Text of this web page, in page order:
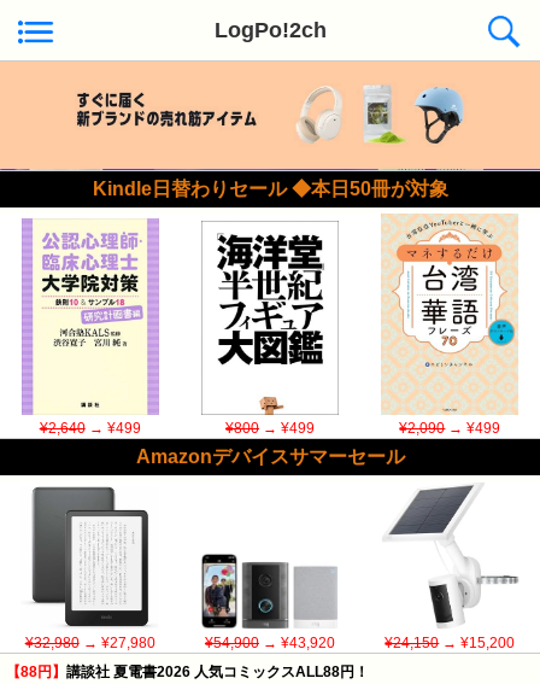
LogPo!2ch
Kindle日替わりセール ◆本日50冊が対象
¥2,640→ ¥499 ¥800→ ¥499 ¥2,090→ ¥499
Amazonデバイスサマーセール
¥32,980→ ¥27,980 ¥54,900→ ¥43,920 ¥24,150→ ¥15,200
【88円】 講談社 夏電書2026 人気コミックスALL88円！